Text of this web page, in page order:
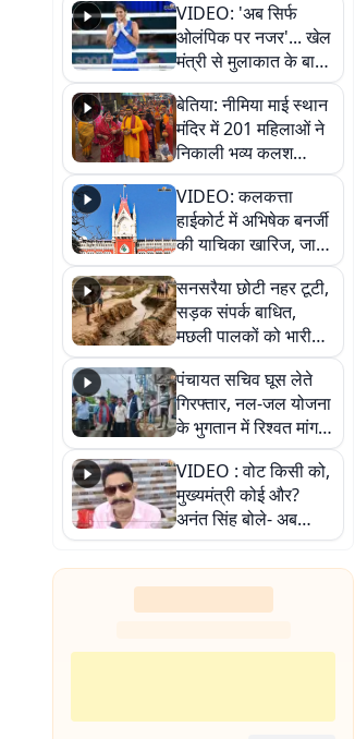
VIDEO: 'अब सिर्फ
ओलंपिक पर नजर'... खेल
मंत्री से मुलाकात के बाद
जैसमीन लंबोरिया का बड़ा
बयान
बेतिया: नीमिया माई स्थान
मंदिर में 201 महिलाओं ने
निकाली भव्य कलश
शोभायात्रा, शिवलिंग
प्राण-प्रतिष्ठा महोत्सव
शुरू
VIDEO: कलकत्ता
हाईकोर्ट में अभिषेक बनर्जी
की याचिका खारिज, जानें
क्या है पूरा मामला
सनसरैया छोटी नहर टूटी,
सड़क संपर्क बाधित,
मछली पालकों को भारी
नुकसान
पंचायत सचिव घूस लेते
गिरफ्तार, नल-जल योजना
के भुगतान में रिश्वत मांगना
पड़ा भारी
VIDEO : वोट किसी को,
मुख्यमंत्री कोई और?
अनंत सिंह बोले- अब
जनता हर चुनाव में देगी
जवाब